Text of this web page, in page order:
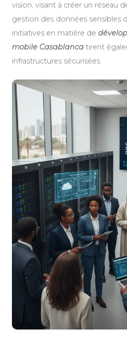
vision, visant à créer un réseau
gestion des données sensibles
initiatives en matière de
mobile Casablanca tirent
infrastructures sécurisées.